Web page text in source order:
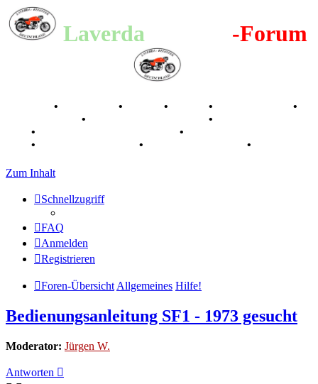
Laverda -Forum
• • • •
•
• •
• •
• • •
Zum Inhalt
Schnellzugriff
FAQ
Anmelden
Registrieren
Foren-Übersicht Allgemeines Hilfe!
Bedienungsanleitung SF1 - 1973 gesucht
Moderator: Jürgen W.
Antworten